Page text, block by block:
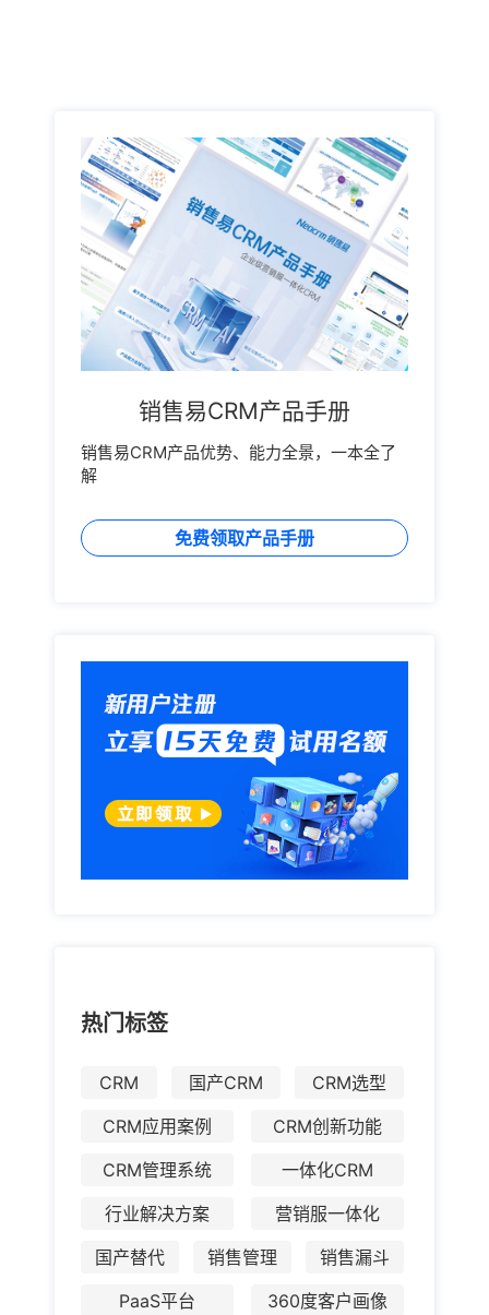
销售易CRM产品手册
销售易CRM产品优势、能力全景，一本全了
解
免费领取产品手册
热门标签
CRM 国产CRM
CRM选型
CRM应用案例
CRM创新功能
CRM管理系统
一体化CRM
行业解决方案
营销服一体化
国产替代
销售管理
销售漏斗
PaaS平台
360度客户画像